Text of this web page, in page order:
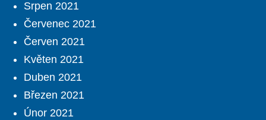
Srpen 2021
Červenec 2021
Červen 2021
Květen 2021
Duben 2021
Březen 2021
Únor 2021